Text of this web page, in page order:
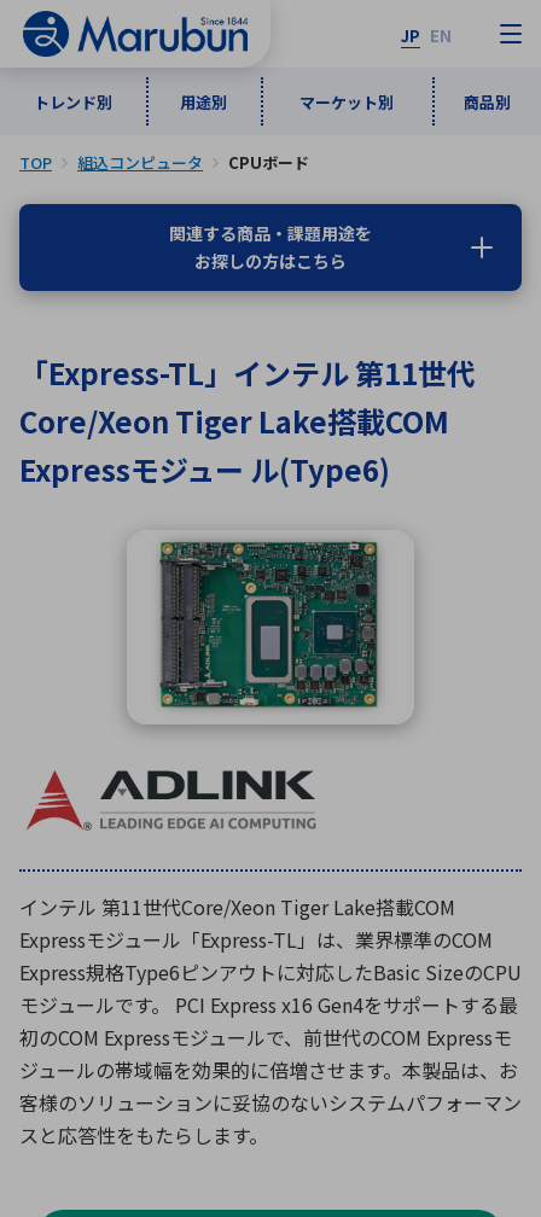
JP EN
トレンド別 用途別 マーケット別 商品別
トレンド別
インダストリアルDXソリューション
5G・Local 5G
ワイヤレス給電
ロボティクス（AI）
データセンタ・クラウド
ミリ波レーダー
ブログ｜ここから始まる最新技術
用途別
通信・ネットワーク
監視・セキュリティ
計測・検出
品質管理・検査
接着・接合
製品製造・加工
レーダ・衛星通信
照射
シミュレーター
マーケット別
情報通信 宇宙・防衛
商品別
計測・測定・表示機器 検査・分析機器
ICTソリューション 組立・ロボティクス
レーザー・光学部品 組込コンピュータ
特定用途向け・その他
医療機器
メーカ一覧
な行
は行 ま行
や行
ら行
わ行
B C
F G
J K
N O
V
Y
Z
TOP 組込コンピュータ CPUボード
関連する商品・課題用途を
お探しの方はこちら
「Express-TL」インテル 第11世代
Core/Xeon Tiger Lake搭載COM
Expressモジュー ル(Type6)
インテル 第11世代Core/Xeon Tiger Lake搭載COM
Expressモジュール「Express-TL」は、業界標準のCOM
Express規格Type6ピンアウトに対応したBasic SizeのCPU
モジュールです。 PCI Express x16 Gen4をサポートする最
初のCOM Expressモジュールで、前世代のCOM Expressモ
ジュールの帯域幅を効果的に倍増させます。本製品は、お
客様のソリューションに妥協のないシステムパフォーマン
スと応答性をもたらします。